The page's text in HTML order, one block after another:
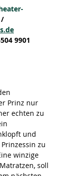
/
9901
Prinz nur
echten zu
und
zu
winzige
soll